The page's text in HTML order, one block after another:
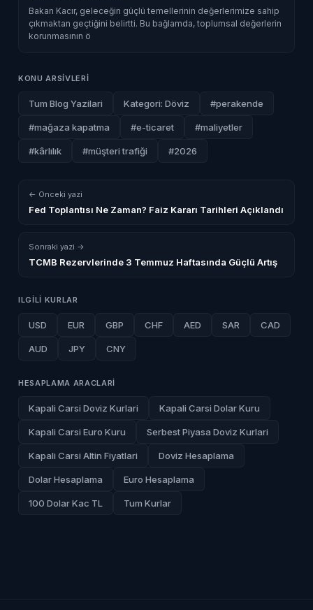
Bakan Kacır, geleceğin güçlü temellerinin değerlerimize sahip
çıkmaktan geçtiğini belirtti. Bu bağlamda, toplumsal değerlerin
korunmasının ö
KONU ARSIVLERI
Tum Blog Yazilari Kategori: Döviz #perakende
#mağaza kapatma #e-ticaret #maliyetler
#kârlılık #müşteri trafiği #2026
← Onceki yazi
Fed Toplantısı Ne Zaman? Faiz Kararı Tarihleri Açıklandı
Sonraki yazi →
TCMB Rezervlerinde 3 Temmuz Haftasında Güçlü Artış
ILGILI KURLAR
USD EUR GBP CHF AED SAR CAD
AUD JPY CNY
HESAPLAMA ARACLARI
Kapali Carsi Doviz Kurlari Kapali Carsi Dolar Kuru
Kapali Carsi Euro Kuru Serbest Piyasa Doviz Kurlari
Kapali Carsi Altin Fiyatlari Doviz Hesaplama
Dolar Hesaplama Euro Hesaplama
100 Dolar Kac TL Tum Kurlar